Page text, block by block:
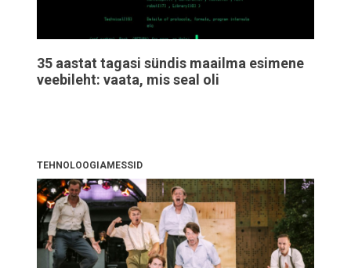
35 aastat tagasi sündis maailma esimene
veebileht: vaata, mis seal oli
TEHNOLOOGIAMESSID